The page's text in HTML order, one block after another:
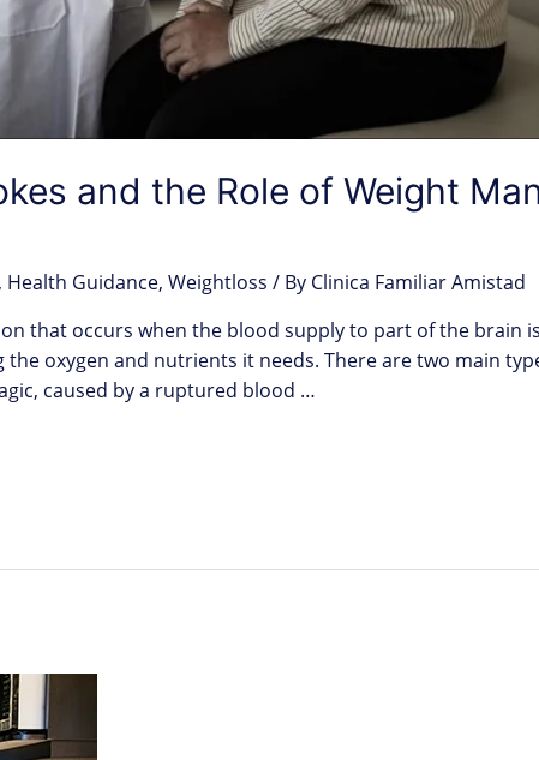
and the Role of Weight
, Health Guidance, Weightloss / By Clinica Familiar Amistad
that occurs when the blood supply to part of the brain
oxygen and nutrients it needs. There are two main
caused by a ruptured blood …